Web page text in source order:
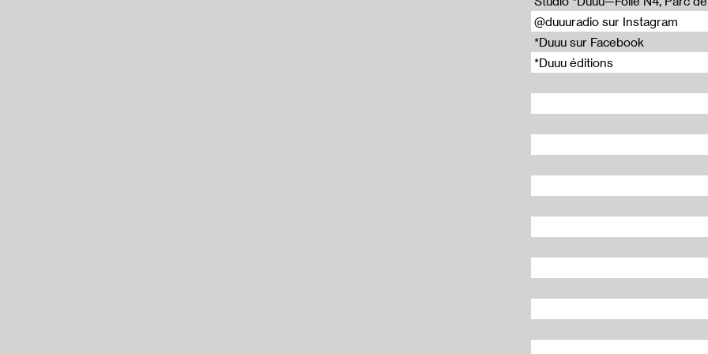
@duuuradio sur Instagram
*Duuu sur Facebook
*Duuu éditions